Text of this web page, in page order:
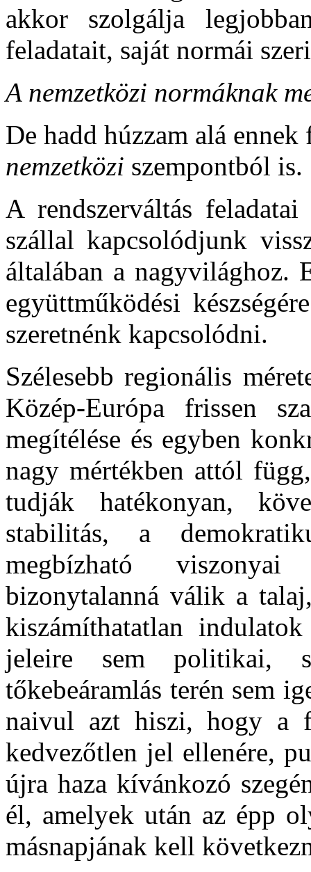
akkor szolgálja
feladatait, saját normái
A nemzetközi normáknak
De hadd húzzam alá
nemzetközi szempontból is.
A rendszerváltás
szállal kapcsolódjunk
általában a nagyvilághoz.
együttműködési
szeretnénk kapcsolódni.
Szélesebb regionális
Közép-Európa frissen
megítélése és egyben
nagy mértékben attól
tudják hatékonyan,
stabilitás, a
megbízható
bizonytalanná válik a
kiszámíthatatlan
jeleire sem politikai,
tőkebeáramlás terén sem
naivul azt hiszi, hogy a
kedvezőtlen jel ellenére,
újra haza kívánkozó
él, amelyek után az épp
másnapjának kell